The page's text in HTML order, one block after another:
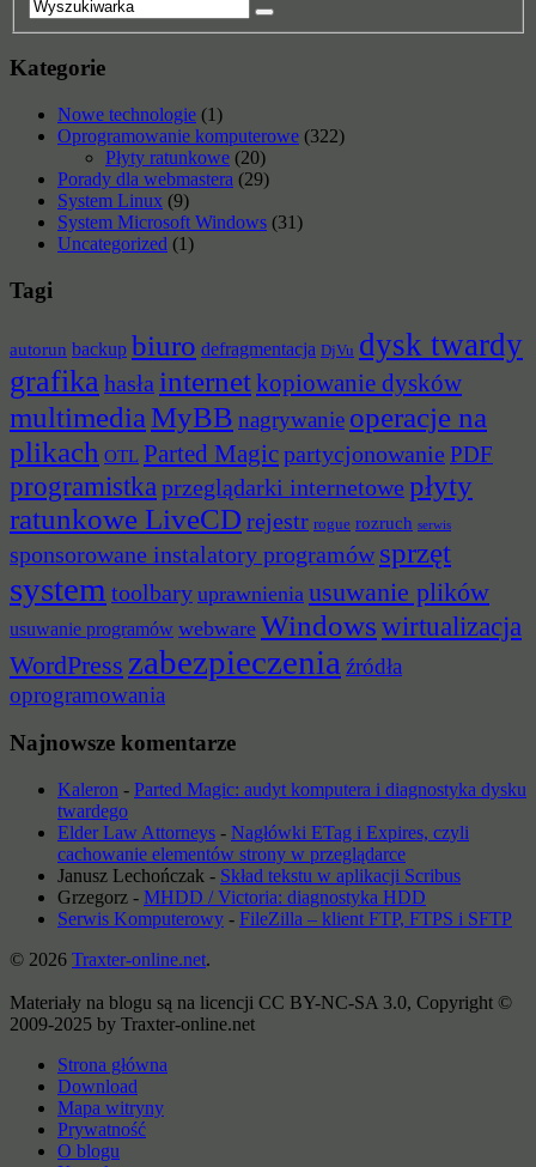
Kategorie
Nowe technologie (1)
Oprogramowanie komputerowe (322)
Płyty ratunkowe (20)
Porady dla webmastera (29)
System Linux (9)
System Microsoft Windows (31)
Uncategorized (1)
Tagi
autorun backup biuro defragmentacja DjVu dysk twardy
grafika hasła internetkopiowanie dysków
multimediaMyBB nagrywanie operacje na
plikach OTL Parted Magicpartycjonowanie PDF
programistka przeglądarki internetowe płyty
ratunkowe LiveCD rejestr rogue rozruch serwis
sponsorowane instalatory programów sprzęt
system toolbary uprawnienia usuwanie plików
usuwanie programów webware Windowswirtualizacja
WordPress zabezpieczenia źródła
oprogramowania
Najnowsze komentarze
Kaleron - Parted Magic: audyt komputera i diagnostyka dysku
twardego
Elder Law Attorneys - Nagłówki ETag i Expires, czyli
cachowanie elementów strony w przeglądarce
Janusz Lechończak - Skład tekstu w aplikacji Scribus
Grzegorz - MHDD / Victoria: diagnostyka HDD
Serwis Komputerowy - FileZilla – klient FTP, FTPS i SFTP
© 2026 Traxter-online.net.
Materiały na blogu są na licencji CC BY-NC-SA 3.0, Copyright ©
2009-2025 by Traxter-online.net
Strona główna
Download
Mapa witryny
Prywatność
O blogu